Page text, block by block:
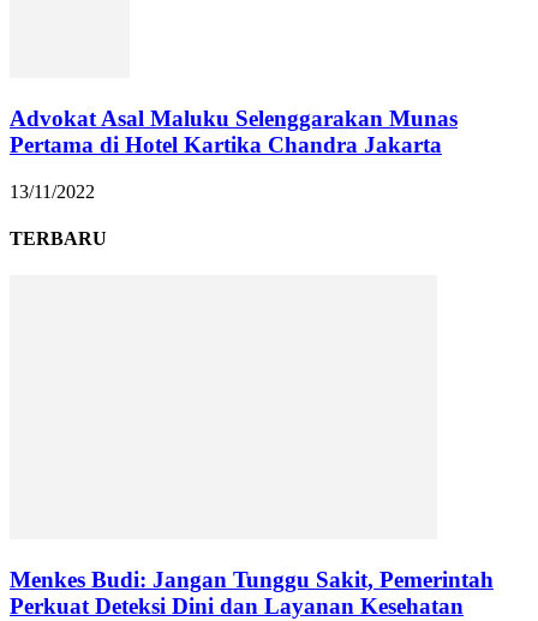
Advokat Asal Maluku Selenggarakan Munas
Pertama di Hotel Kartika Chandra Jakarta
13/11/2022
TERBARU
Menkes Budi: Jangan Tunggu Sakit, Pemerintah
Perkuat Deteksi Dini dan Layanan Kesehatan